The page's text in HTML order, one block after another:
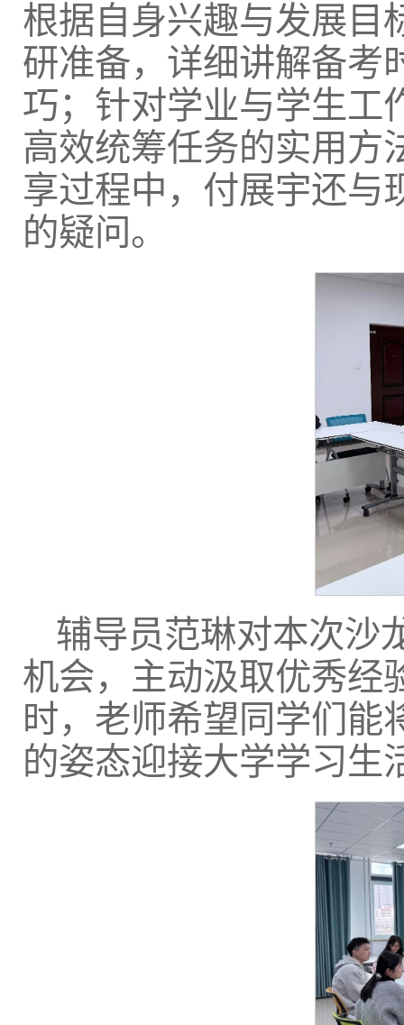
根据自身兴趣与发展目
研准备，详细讲解备考
巧；针对学业与学生工
高效统筹任务的实用方
享过程中，付展宇还与
的疑问。
辅导员范琳对本次沙
机会，主动汲取优秀经
时，老师希望同学们能
的姿态迎接大学学习生